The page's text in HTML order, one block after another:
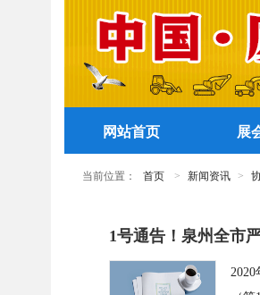
网站首页 展
当前位置： 首页 > 新闻资讯 >
1号通告！泉州全市